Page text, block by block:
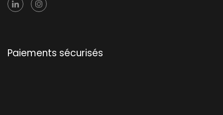
Paiements sécurisés